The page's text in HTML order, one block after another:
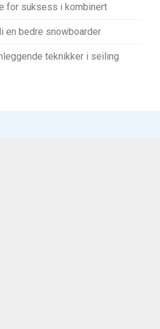
for suksess i kombinert
en bedre snowboarder
teknikker i seiling